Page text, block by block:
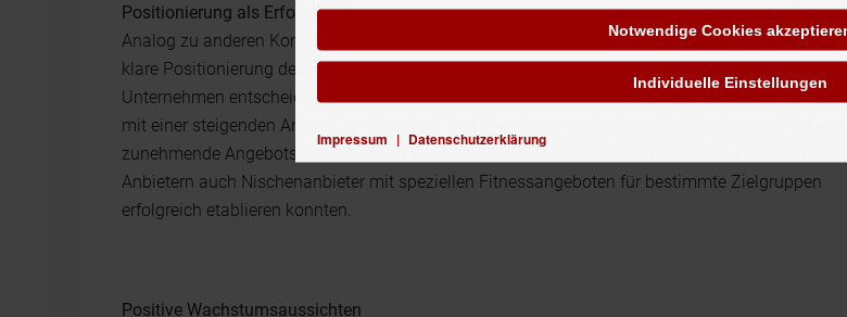
Positionierung als Erfolgsfaktor
Analog zu anderen Konsumentenmärkten vollzieht die Fitnessbranche einen Wandel, in der
klare Positionierung des Marken- und Leistungsversprechens über den Geschäftserfolg der
Unternehmen entscheidet. Die Fitnesslandschaft ist einerseits durch eine anhaltende
mit einer steigenden Anzahl von Discount- und Premiumanbietern geprägt. Andererseits ist eine
zunehmende Angebotsdiversifikation zu beobachten, da sich neben klassischen Full-Service-
Anbietern auch Nischenanbieter mit speziellen Fitnessangeboten für bestimmte Zielgruppen
erfolgreich etablieren konnten.
Positive Wachstumsaussichten
Notwendige Cookies
Impressum | Datenschutzerklärung
Individuelle Einstellungen